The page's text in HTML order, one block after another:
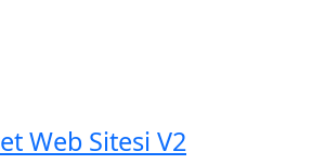
Web Sitesi V2